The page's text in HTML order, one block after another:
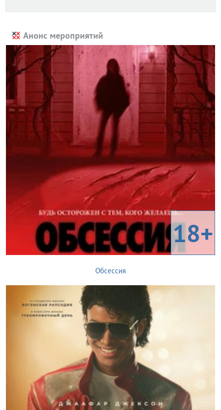
Анонс мероприятий
18+
Обсессия